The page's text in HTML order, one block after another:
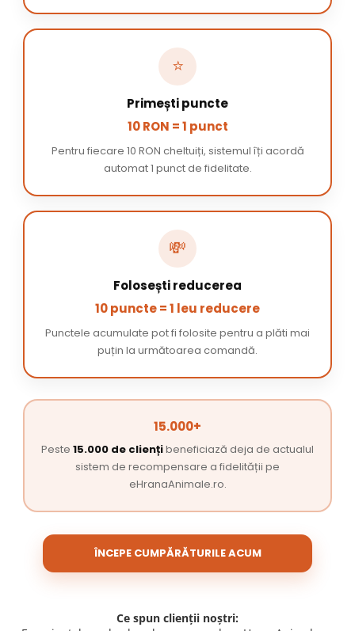
⭐
Primești puncte
10 RON = 1 punct
Pentru fiecare 10 RON cheltuiți, sistemul îți acordă
automat 1 punct de fidelitate.
💸
Folosești reducerea
10 puncte = 1 leu reducere
Punctele acumulate pot fi folosite pentru a plăti mai
puțin la următoarea comandă.
15.000+
Peste 15.000 de cliențibeneficiază deja de actualul
sistem de recompensare a fidelității pe
eHranaAnimale.ro.
ÎNCEPE CUMPĂRĂTURILE ACUM
Ce spun clienții noștri: